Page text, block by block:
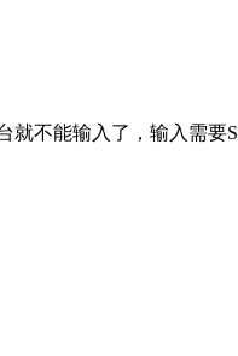
就不能输入了，输入需要